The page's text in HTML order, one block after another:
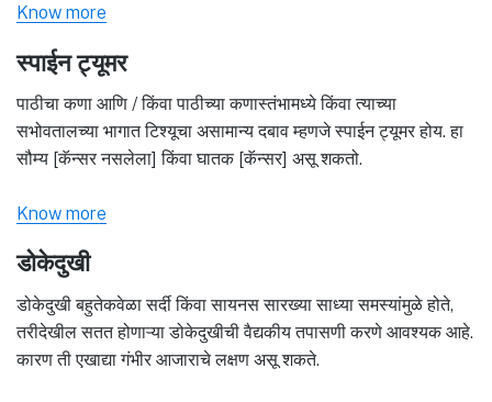
Know more
स्पाईन ट्यूमर
पाठीचा कणा आणि / किंवा पाठीच्या कणास्तंभामध्ये किंवा त्याच्या
सभोवतालच्या भागात टिश्यूचा असामान्य दबाव म्हणजे स्पाईन ट्यूमर होय. हा
सौम्य [कॅन्सर नसलेला] किंवा घातक [कॅन्सर] असू शकतो.
Know more
डोकेदुखी
डोकेदुखी बहुतेकवेळा सर्दी किंवा सायनस सारख्या साध्या समस्यांमुळे होते,
तरीदेखील सतत होणाऱ्या डोकेदुखीची वैद्यकीय तपासणी करणे आवश्यक आहे.
कारण ती एखाद्या गंभीर आजाराचे लक्षण असू शकते.